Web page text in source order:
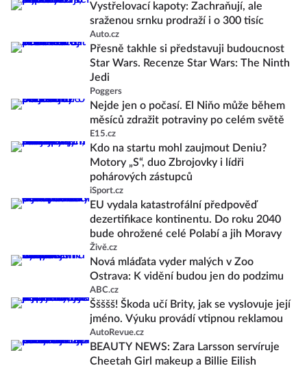
Vystřelovací kapoty: Zachraňují, ale
sraženou srnku prodraží i o 300 tisíc
Auto.cz
Přesně takhle si představuji budoucnost
Star Wars. Recenze Star Wars: The Ninth
Jedi
Poggers
Nejde jen o počasí. El Niňo může během
měsíců zdražit potraviny po celém světě
E15.cz
Kdo na startu mohl zaujmout Deniu?
Motory „S“, duo Zbrojovky i lídři
pohárových zástupců
iSport.cz
EU vydala katastrofální předpověď
dezertifikace kontinentu. Do roku 2040
bude ohrožené celé Polabí a jih Moravy
Živě.cz
Nová mláďata vyder malých v Zoo
Ostrava: K vidění budou jen do podzimu
ABC.cz
Ššššš! Škoda učí Brity, jak se vyslovuje její
jméno. Výuku provádí vtipnou reklamou
AutoRevue.cz
BEAUTY NEWS: Zara Larsson servíruje
Cheetah Girl makeup a Billie Eilish